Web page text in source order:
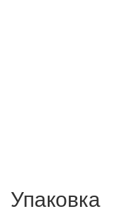
Упаковка